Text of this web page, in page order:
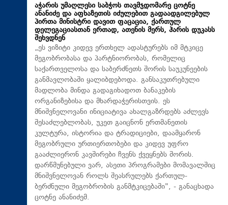
აჭარის უმაღლესი საბჭოს თავმჯდომარე ცოტნე
ანანიძე და აფხაზეთის იძულებით გადაადგილებულ
პირთა მინისტრი დავით ფაცაცია, ქართულ
დელეგაციასთან ერთად, ათენის მერს, ჰარის დუკასს
შეხვდნენ
„ეს ვიზიტი კიდევ ერთხელ ადასტურებს იმ მტკიცე
მეგობრობასა და პარტნიორობას, რომელიც
საქართველოსა და საბერძნეთს შორის საუკუნეების
განმავლობაში ყალიბდებოდა. განსაკუთრებული
მადლობა მინდა გადაგიხადოთ ბანაკების
ორგანიზებისა და მხარდაჭერისთვის. ეს
მნიშვნელოვანი ინიციატივა ახალგაზრდებს აძლევს
შესაძლებლობას, უკეთ გაიცნონ ერთმანეთის
კულტურა, ისტორია და ტრადიციები, დაამყარონ
მეგობრული ურთიერთობები და კიდევ უფრო
გააძლიერონ კავშირები ჩვენს ქვეყნებს შორის.
დარწმუნებული ვარ, ასეთი პროგრამები მომავალშიც
მნიშვნელოვან როლს შეასრულებს ქართულ-
ბერძნული მეგობრობის განმტკიცებაში", - განაცხადა
ცოტნე ანანიძემ.